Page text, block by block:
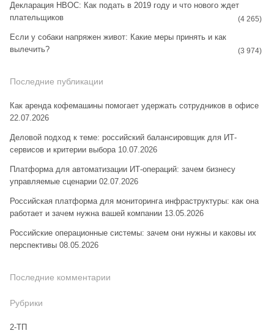
Декларация НВОС: Как подать в 2019 году и что нового ждет
плательщиков
(4 265)
Если у собаки напряжен живот: Какие меры принять и как
вылечить?
(3 974)
Последние публикации
Как аренда кофемашины помогает удержать сотрудников в офисе
22.07.2026
Деловой подход к теме: российский балансировщик для ИТ-
сервисов и критерии выбора 10.07.2026
Платформа для автоматизации ИТ-операций: зачем бизнесу
управляемые сценарии 02.07.2026
Российская платформа для мониторинга инфраструктуры: как она
работает и зачем нужна вашей компании 13.05.2026
Российские операционные системы: зачем они нужны и каковы их
перспективы 08.05.2026
Последние комментарии
Рубрики
2-ТП